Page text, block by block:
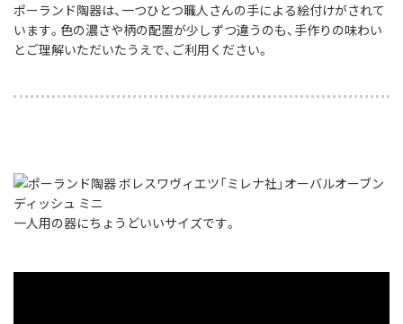
ポーランド陶器は、一つひとつ職人さんの手による絵付けがされて
います。色の濃さや柄の配置が少しずつ違うのも、手作りの味わい
とご理解いただいたうえで、ご利用ください。
一人用の器にちょうどいいサイズです。